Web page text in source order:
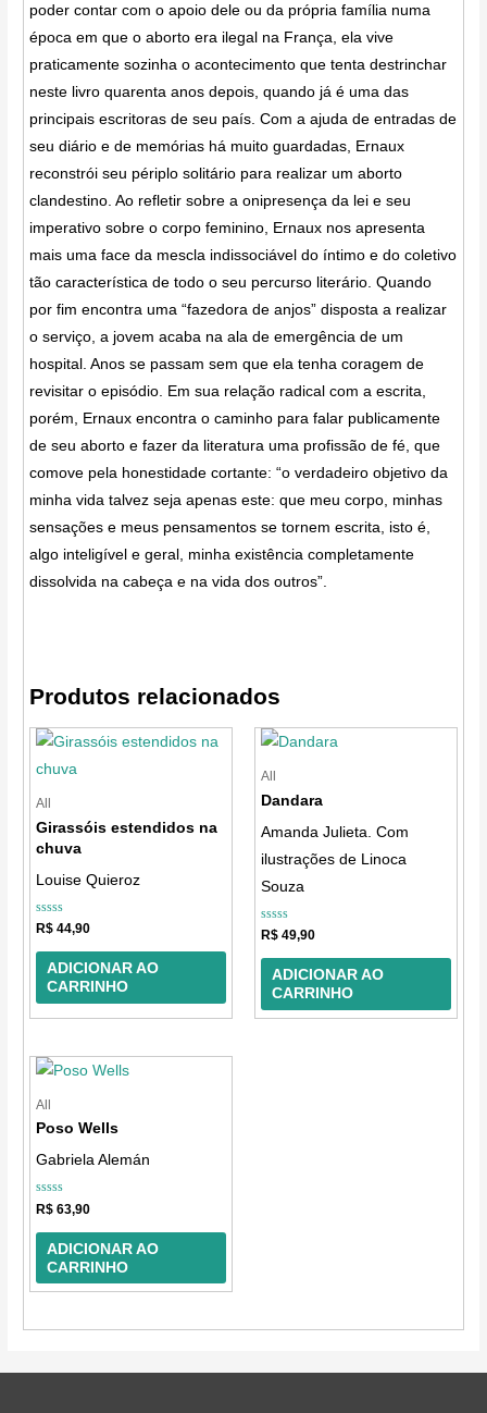
poder contar com o apoio dele ou da própria família numa
época em que o aborto era ilegal na França, ela vive
praticamente sozinha o acontecimento que tenta destrinchar
neste livro quarenta anos depois, quando já é uma das
principais escritoras de seu país. Com a ajuda de entradas de
seu diário e de memórias há muito guardadas, Ernaux
reconstrói seu périplo solitário para realizar um aborto
clandestino. Ao refletir sobre a onipresença da lei e seu
imperativo sobre o corpo feminino, Ernaux nos apresenta
mais uma face da mescla indissociável do íntimo e do coletivo
tão característica de todo o seu percurso literário. Quando
por fim encontra uma “fazedora de anjos” disposta a realizar
o serviço, a jovem acaba na ala de emergência de um
hospital. Anos se passam sem que ela tenha coragem de
revisitar o episódio. Em sua relação radical com a escrita,
porém, Ernaux encontra o caminho para falar publicamente
de seu aborto e fazer da literatura uma profissão de fé, que
comove pela honestidade cortante: “o verdadeiro objetivo da
minha vida talvez seja apenas este: que meu corpo, minhas
sensações e meus pensamentos se tornem escrita, isto é,
algo inteligível e geral, minha existência completamente
dissolvida na cabeça e na vida dos outros”.
Produtos relacionados
All
Girassóis estendidos na
chuva
Louise Quieroz
Avaliação
de
R$ 44,90
ADICIONAR AO
CARRINHO
All
Dandara
Amanda Julieta. Com
ilustrações de Linoca
Souza
Avaliação
de
R$ 49,90
ADICIONAR AO
CARRINHO
All
Poso Wells
Gabriela Alemán
Avaliação
0
de
R$ 63,90
ADICIONAR AO
CARRINHO